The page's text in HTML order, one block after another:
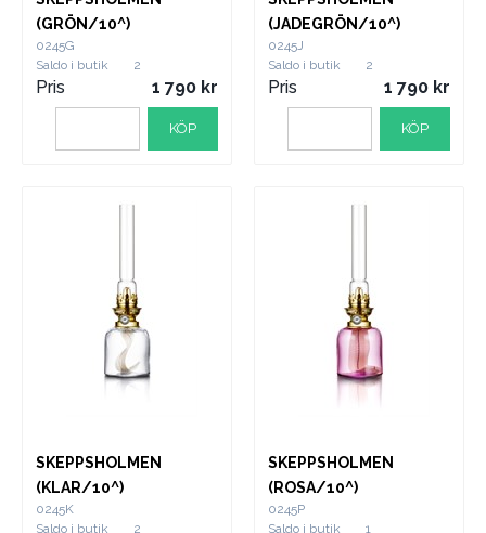
(GRÖN/10^)
0245G
Saldo i butik
2
Pris 1 790
KÖP
(JADEGRÖN/10^)
0245J
Saldo i butik
2
Pris 1 790
KÖP
SKEPPSHOLMEN
(KLAR/10^)
0245K
Saldo i butik
2
SKEPPSHOLMEN
(ROSA/10^)
0245P
Saldo i butik
1